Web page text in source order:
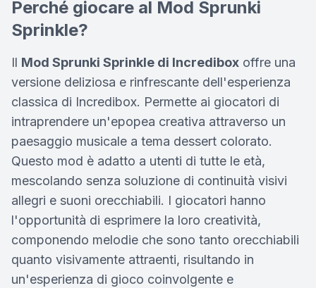
Perché giocare al Mod Sprunki
Sprinkle?
Il Mod Sprunki Sprinkle di Incredibox offre una
versione deliziosa e rinfrescante dell'esperienza
classica di Incredibox. Permette ai giocatori di
intraprendere un'epopea creativa attraverso un
paesaggio musicale a tema dessert colorato.
Questo mod è adatto a utenti di tutte le età,
mescolando senza soluzione di continuità visivi
allegri e suoni orecchiabili. I giocatori hanno
l'opportunità di esprimere la loro creatività,
componendo melodie che sono tanto orecchiabili
quanto visivamente attraenti, risultando in
un'esperienza di gioco coinvolgente e